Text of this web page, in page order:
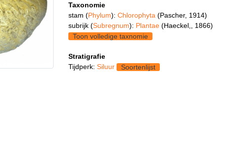
Taxonomie
stam (Phylum): Chlorophyta (Pascher, 1914)
subrijk (Subregnum): Plantae (Haeckel,, 1866)
Toon volledige taxnomie
Stratigrafie
Tijdperk: Siluur Soortenlijst